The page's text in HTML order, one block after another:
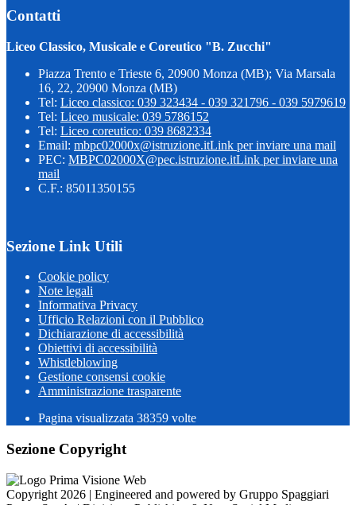
Contatti
Liceo Classico, Musicale e Coreutico "B. Zucchi"
Piazza Trento e Trieste 6, 20900 Monza (MB); Via Marsala
16, 22, 20900 Monza (MB)
Tel: Liceo classico: 039 323434 - 039 321796 - 039 5979619
Tel: Liceo musicale: 039 5786152
Tel: Liceo coreutico: 039 8682334
Email: mbpc02000x@istruzione.itLink per inviare una mail
PEC: MBPC02000X@pec.istruzione.itLink per inviare una
mail
C.F.: 85011350155
Sezione Link Utili
Cookie policy
Note legali
Informativa Privacy
Ufficio Relazioni con il Pubblico
Dichiarazione di accessibilità
Obiettivi di accessibilità
Whistleblowing
Gestione consensi cookie
Amministrazione trasparente
Pagina visualizzata 38359 volte
Sezione Copyright
Copyright 2026 | Engineered and powered by Gruppo Spaggiari